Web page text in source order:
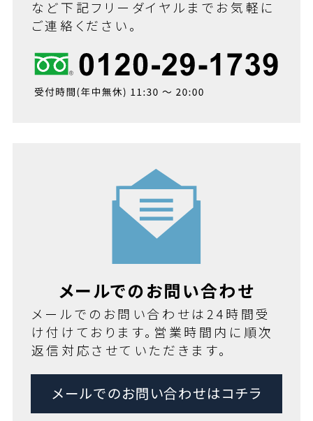
など下記フリーダイヤルまでお気軽に
ご連絡ください。
メールでのお問い合わせ
メールでのお問い合わせは24時間受
け付けております。営業時間内に順次
返信対応させていただきます。
メールでのお問い合わせはコチラ